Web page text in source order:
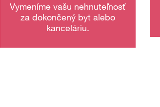
Vymeníme vašu nehnuteľnosť
za dokončený byt alebo
kanceláriu.